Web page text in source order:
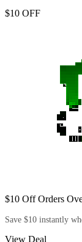
$10 OFF
$10 Off Orders
Save $10 instantly
View Deal